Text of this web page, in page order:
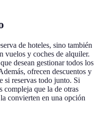
de hoteles, sino también
vuelos y coches de alquiler.
desean gestionar todos los
ofrecen descuentos y
si reservas todo junto. Si
compleja que la de otras
convierten en una opción